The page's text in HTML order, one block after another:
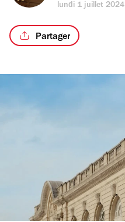
lundi 1 juillet 2024
Partager